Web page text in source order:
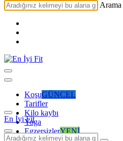
Arama
KoşuGÜNCEL
Tarifler
Kilo kaybı
Yoga
EgzersizlerYENİ
En İyi Fit